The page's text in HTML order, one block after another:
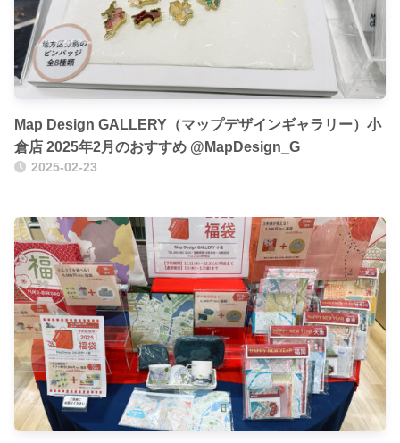
Map Design GALLERY（マップデザインギャラリー）小
倉店 2025年2月のおすすめ @MapDesign_G
2025-02-23